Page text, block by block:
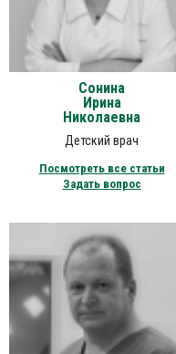
Сонина
Ирина
Николаевна
Детский врач
Посмотреть все статьи
Задать вопрос